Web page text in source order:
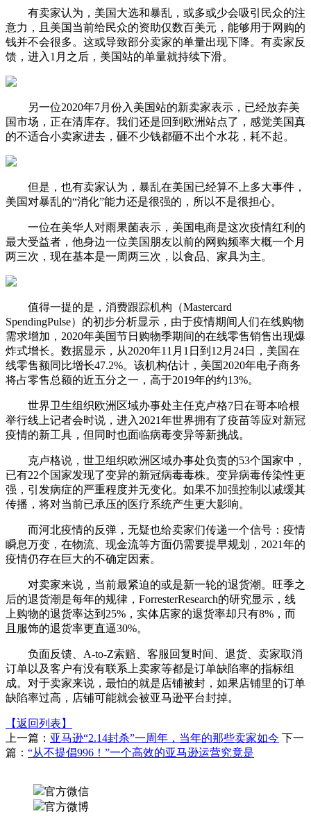
有卖家认为，美国大选和暴乱，或多或少会吸引民众的注
意力，且美国当前给民众的资助仅数百美元，能够用于网购的
钱并不会很多。这或导致部分卖家的单量出现下降。有卖家反
馈，进入1月之后，美国站的单量就持续下滑。
另一位2020年7月份入美国站的新卖家表示，已经放弃美
国市场，正在清库存。我们还是回到欧洲站点了，感觉美国真
的不适合小卖家进去，砸不少钱都砸不出个水花，耗不起。
但是，也有卖家认为，暴乱在美国已经算不上多大事件，
美国对暴乱的“消化”能力还是很强的，所以不是很担心。
一位在美华人对雨果菌表示，美国电商是这次疫情红利的
最大受益者，他身边一位美国朋友以前的网购频率大概一个月
两三次，现在基本是一周两三次，以食品、家具为主。
值得一提的是，消费跟踪机构（Mastercard
SpendingPulse）的初步分析显示，由于疫情期间人们在线购物
需求增加，2020年美国节日购物季期间的在线零售销售出现爆
炸式增长。数据显示，从2020年11月1日到12月24日，美国在
线零售额同比增长47.2%。该机构估计，美国2020年电子商务
将占零售总额的近五分之一，高于2019年的约13%。
世界卫生组织欧洲区域办事处主任克卢格7日在哥本哈根
举行线上记者会时说，进入2021年世界拥有了疫苗等应对新冠
疫情的新工具，但同时也面临病毒变异等新挑战。
克卢格说，世卫组织欧洲区域办事处负责的53个国家中，
已有22个国家发现了变异的新冠病毒毒株。变异病毒传染性更
强，引发病症的严重程度并无变化。如果不加强控制以减缓其
传播，将对当前已承压的医疗系统产生更大影响。
而河北疫情的反弹，无疑也给卖家们传递一个信号：疫情
瞬息万变，在物流、现金流等方面仍需要提早规划，2021年的
疫情仍存在巨大的不确定因素。
对卖家来说，当前最紧迫的或是新一轮的退货潮。旺季之
后的退货潮是每年的规律，ForresterResearch的研究显示，线
上购物的退货率达到25%，实体店家的退货率却只有8%，而
且服饰的退货率更直逼30%。
负面反馈、A-to-Z索赔、客服回复时间、退货、卖家取消
订单以及客户有没有联系上卖家等都是订单缺陷率的指标组
成。对于卖家来说，最怕的就是店铺被封，如果店铺里的订单
缺陷率过高，店铺可能就会被亚马逊平台封掉。
【返回列表】
上一篇： 亚马逊“2.14封杀”一周年，当年的那些卖家如今 下一
篇： “从不提倡996！”一个高效的亚马逊运营究竟是
官方微信
官方微博